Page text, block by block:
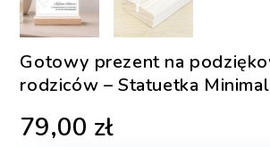
Gotowy prezent na
rodziców – Statuetka
79,00 zł